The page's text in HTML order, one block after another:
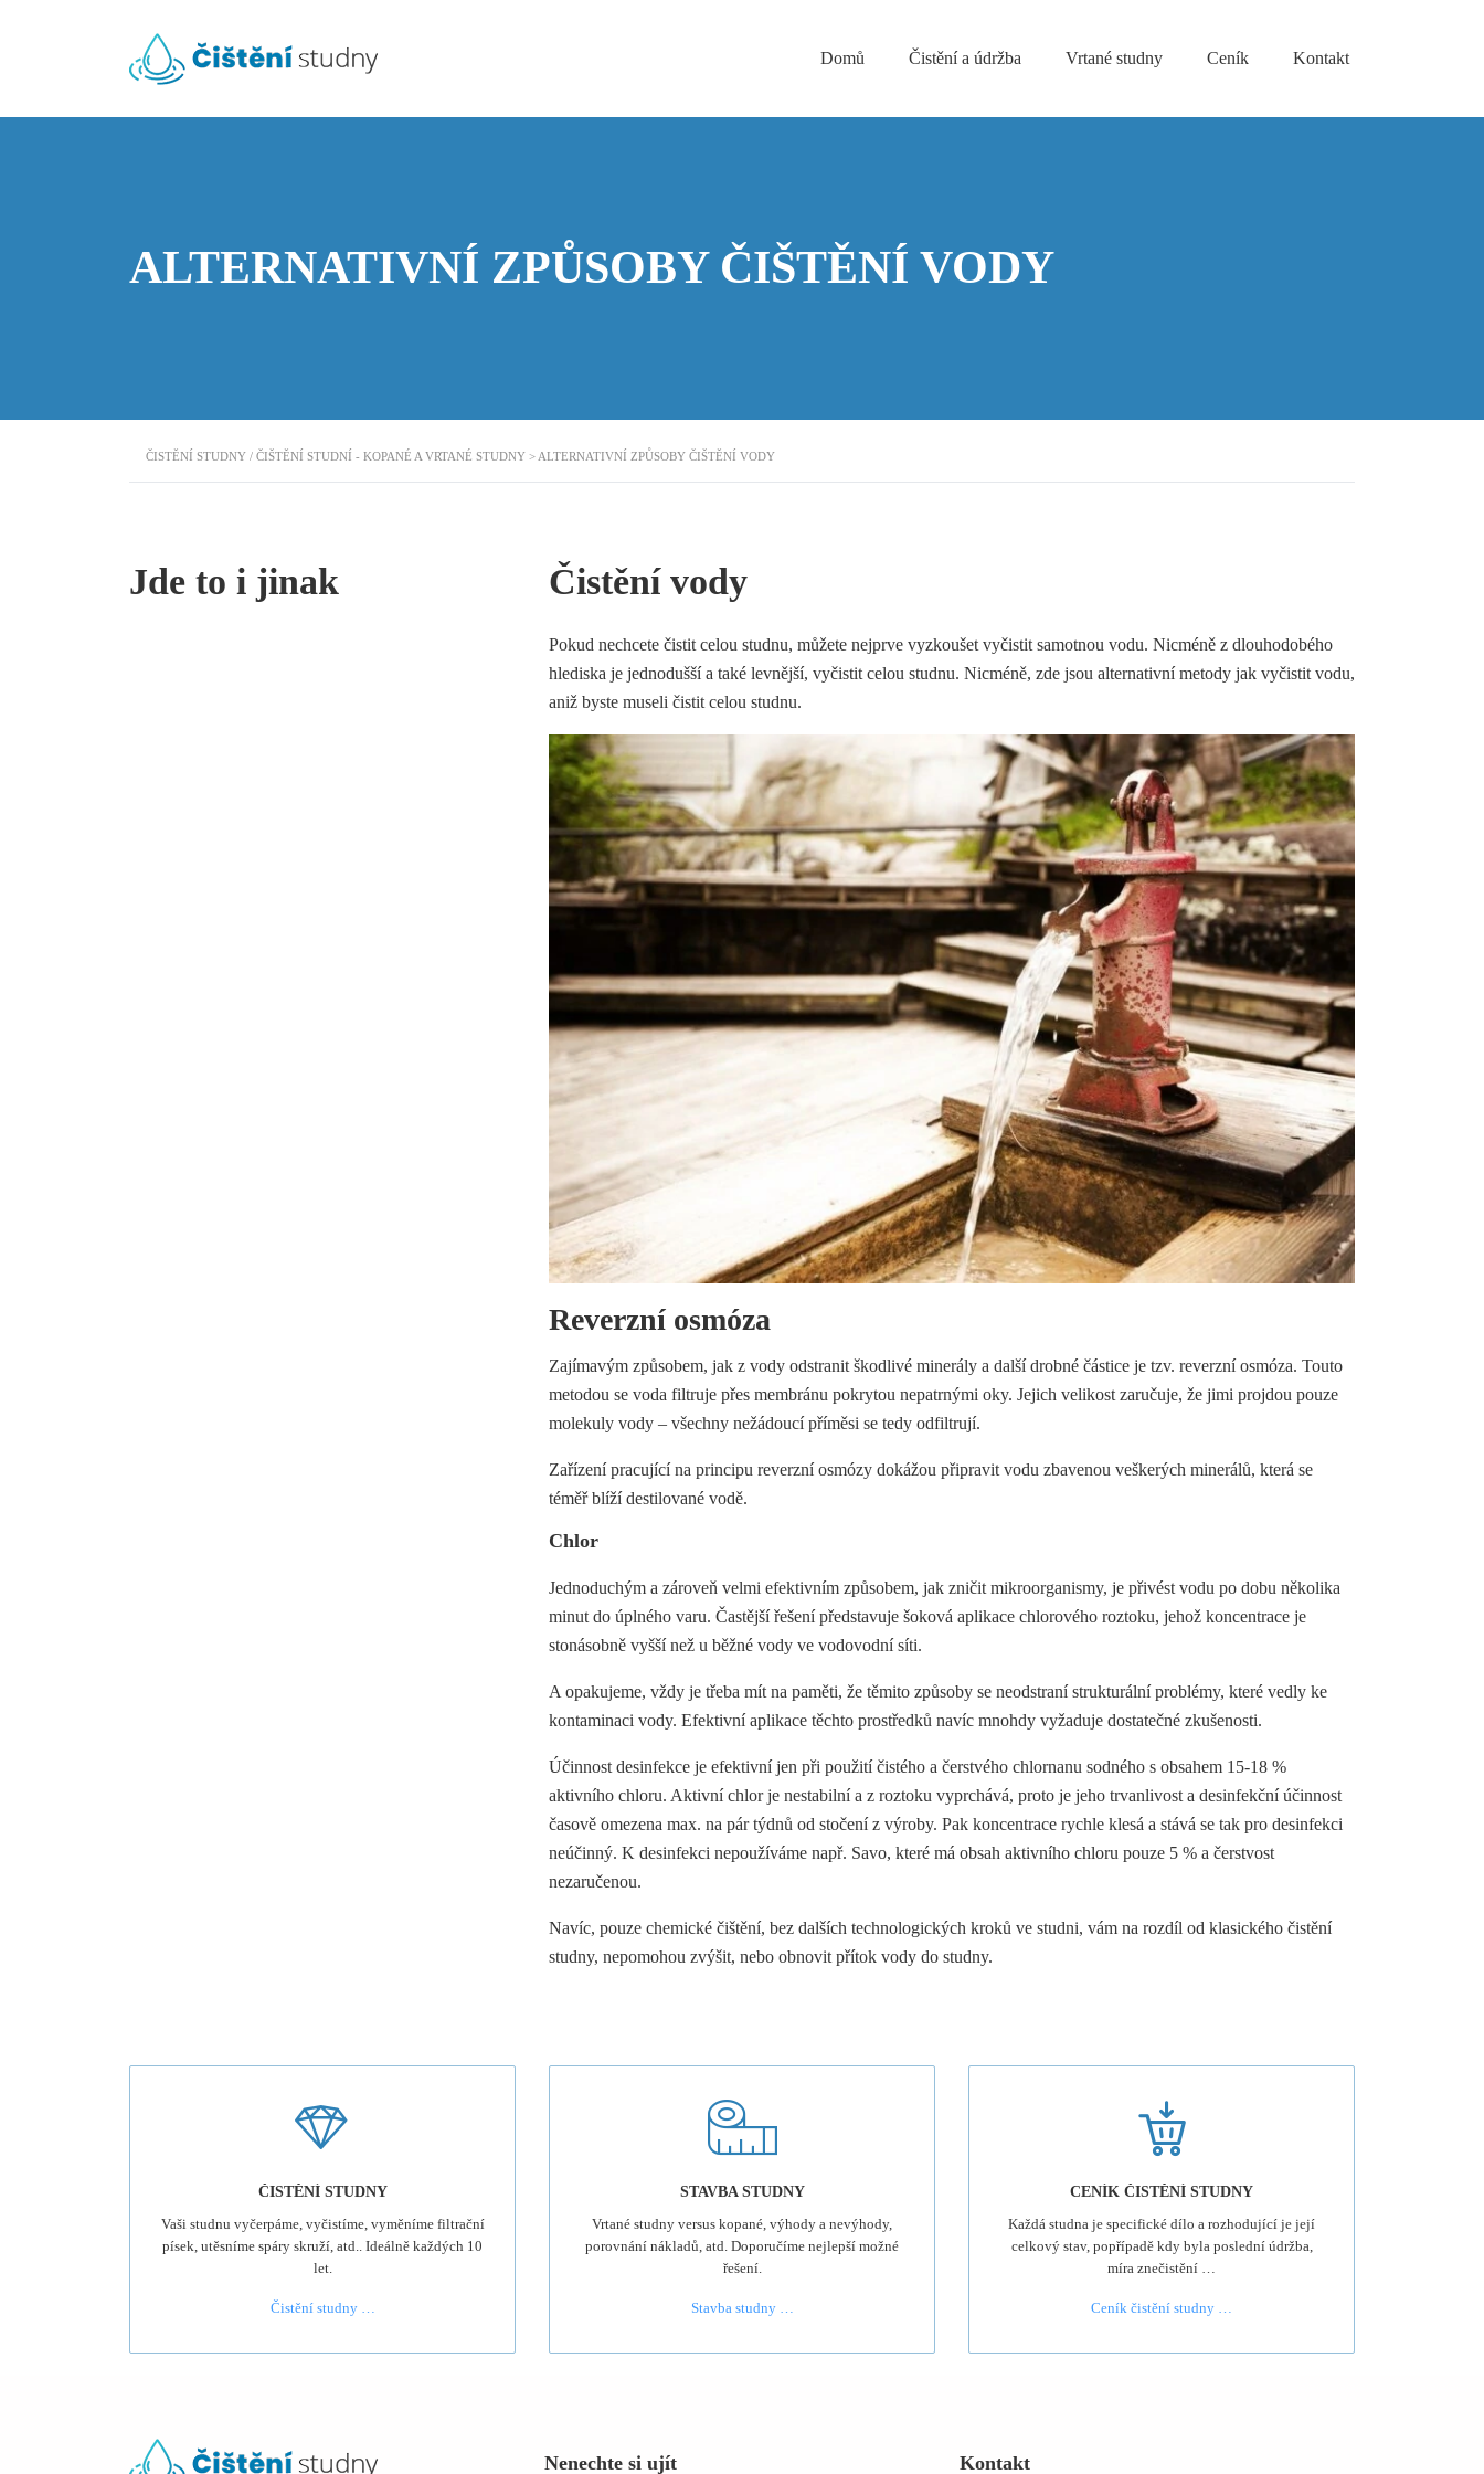
Domů Čistění a údržba Vrtané studny Ceník Kontakt
ALTERNATIVNÍ ZPŮSOBY ČIŠTĚNÍ VODY
ČISTĚNÍ STUDNY / ČIŠTĚNÍ STUDNÍ - KOPANÉ A VRTANÉ STUDNY > ALTERNATIVNÍ ZPŮSOBY ČIŠTĚNÍ VODY
Jde to i jinak Čistění vody
Pokud nechcete čistit celou studnu, můžete nejprve vyzkoušet vyčistit samotnou vodu. Nicméně z dlouhodobého
hlediska je jednodušší a také levnější, vyčistit celou studnu. Nicméně, zde jsou alternativní metody jak vyčistit vodu,
aniž byste museli čistit celou studnu.
Reverzní osmóza
Zajímavým způsobem, jak z vody odstranit škodlivé minerály a další drobné částice je tzv. reverzní osmóza. Touto
metodou se voda filtruje přes membránu pokrytou nepatrnými oky. Jejich velikost zaručuje, že jimi projdou pouze
molekuly vody – všechny nežádoucí příměsi se tedy odfiltrují.
Zařízení pracující na principu reverzní osmózy dokážou připravit vodu zbavenou veškerých minerálů, která se
téměř blíží destilované vodě.
Chlor
Jednoduchým a zároveň velmi efektivním způsobem, jak zničit mikroorganismy, je přivést vodu po dobu několika
minut do úplného varu. Častější řešení představuje šoková aplikace chlorového roztoku, jehož koncentrace je
stonásobně vyšší než u běžné vody ve vodovodní síti.
A opakujeme, vždy je třeba mít na paměti, že těmito způsoby se neodstraní strukturální problémy, které vedly ke
kontaminaci vody. Efektivní aplikace těchto prostředků navíc mnohdy vyžaduje dostatečné zkušenosti.
Účinnost desinfekce je efektivní jen při použití čistého a čerstvého chlornanu sodného s obsahem 15-18 %
aktivního chloru. Aktivní chlor je nestabilní a z roztoku vyprchává, proto je jeho trvanlivost a desinfekční účinnost
časově omezena max. na pár týdnů od stočení z výroby. Pak koncentrace rychle klesá a stává se tak pro desinfekci
neúčinný. K desinfekci nepoužíváme např. Savo, které má obsah aktivního chloru pouze 5 % a čerstvost
nezaručenou.
Navíc, pouze chemické čištění, bez dalších technologických kroků ve studni, vám na rozdíl od klasického čistění
studny, nepomohou zvýšit, nebo obnovit přítok vody do studny.
ČISTĚNÍ STUDNY
Vaši studnu vyčerpáme, vyčistíme, vyměníme filtrační
písek, utěsníme spáry skruží, atd.. Ideálně každých 10
let.
Čistění studny …
STAVBA STUDNY
Vrtané studny versus kopané, výhody a nevýhody,
porovnání nákladů, atd. Doporučíme nejlepší možné
řešení.
Stavba studny …
CENÍK ČISTĚNÍ STUDNY
Každá studna je specifické dílo a rozhodující je její
celkový stav, popřípadě kdy byla poslední údržba,
míra znečistění …
Ceník čistění studny …
Nenechte si ujít Kontakt